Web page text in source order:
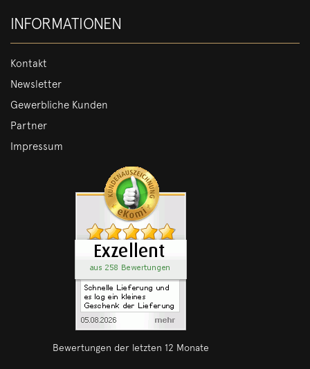
INFORMATIONEN
Kontakt
Newsletter
Gewerbliche Kunden
Partner
Impressum
Bewertungen der letzten 12 Monate